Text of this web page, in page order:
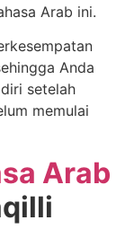
Arab ini.
Anda
setelah
memulai
Arab